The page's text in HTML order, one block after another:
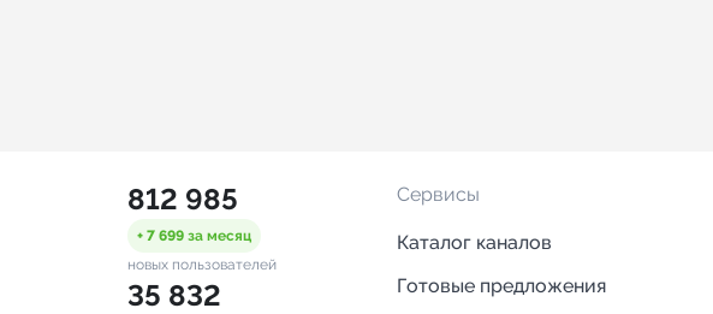
812 985
+ 7 699 за месяц
новых пользователей
35 832
Сервисы
Каталог каналов
Готовые предложения